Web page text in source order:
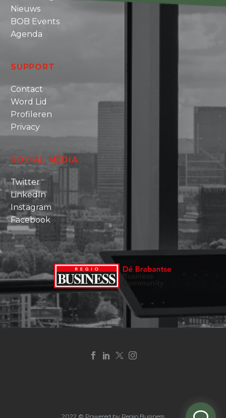
Nieuws
BOB Events
Agenda
SUPPORT
Contact
Word Lid
Profileren
Privacy
SOCIAL MEDIA
Twitter
LinkedIn
Instagram
Facebook
2022 © Powered by Regio Business